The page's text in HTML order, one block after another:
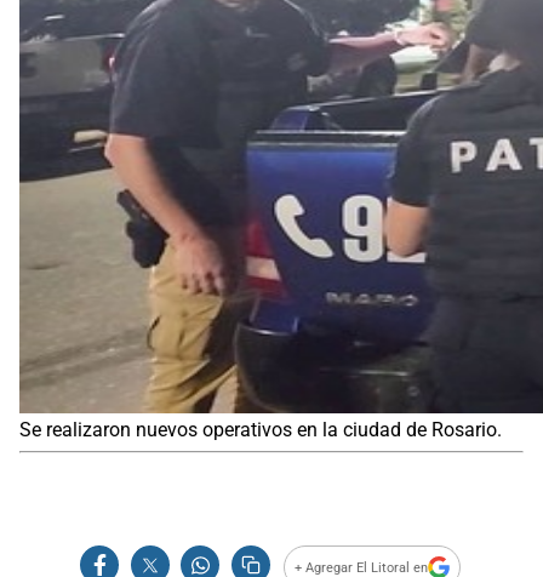
Se realizaron nuevos operativos en la ciudad de Rosario.
+ Agregar El Litoral en